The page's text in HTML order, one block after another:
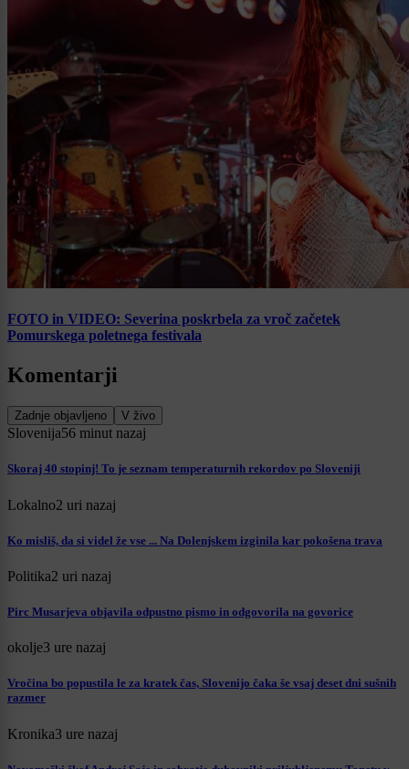
FOTO in VIDEO: Severina poskrbela za vroč začetek
Pomurskega poletnega festivala
Komentarji
Zadnje objavljeno V živo
Slovenija56 minut nazaj
Skoraj 40 stopinj! To je seznam temperaturnih rekordov po Sloveniji
Lokalno2 uri nazaj
Ko misliš, da si videl že vse ... Na Dolenjskem izginila kar pokošena trava
Politika2 uri nazaj
Pirc Musarjeva objavila odpustno pismo in odgovorila na govorice
okolje3 ure nazaj
Vročina bo popustila le za kratek čas, Slovenijo čaka še vsaj deset dni sušnih
razmer
Kronika3 ure nazaj